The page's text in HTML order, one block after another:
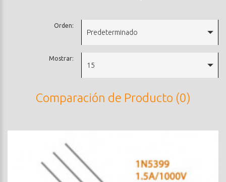
Orden:
Predeterminado
Mostrar:
15
Comparación de Producto (0)